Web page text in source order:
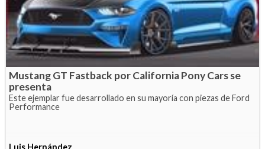
Mustang GT Fastback por California Pony Cars se
presenta
Este ejemplar fue desarrollado en su mayoría con piezas de Ford
Performance
Luis Hernández